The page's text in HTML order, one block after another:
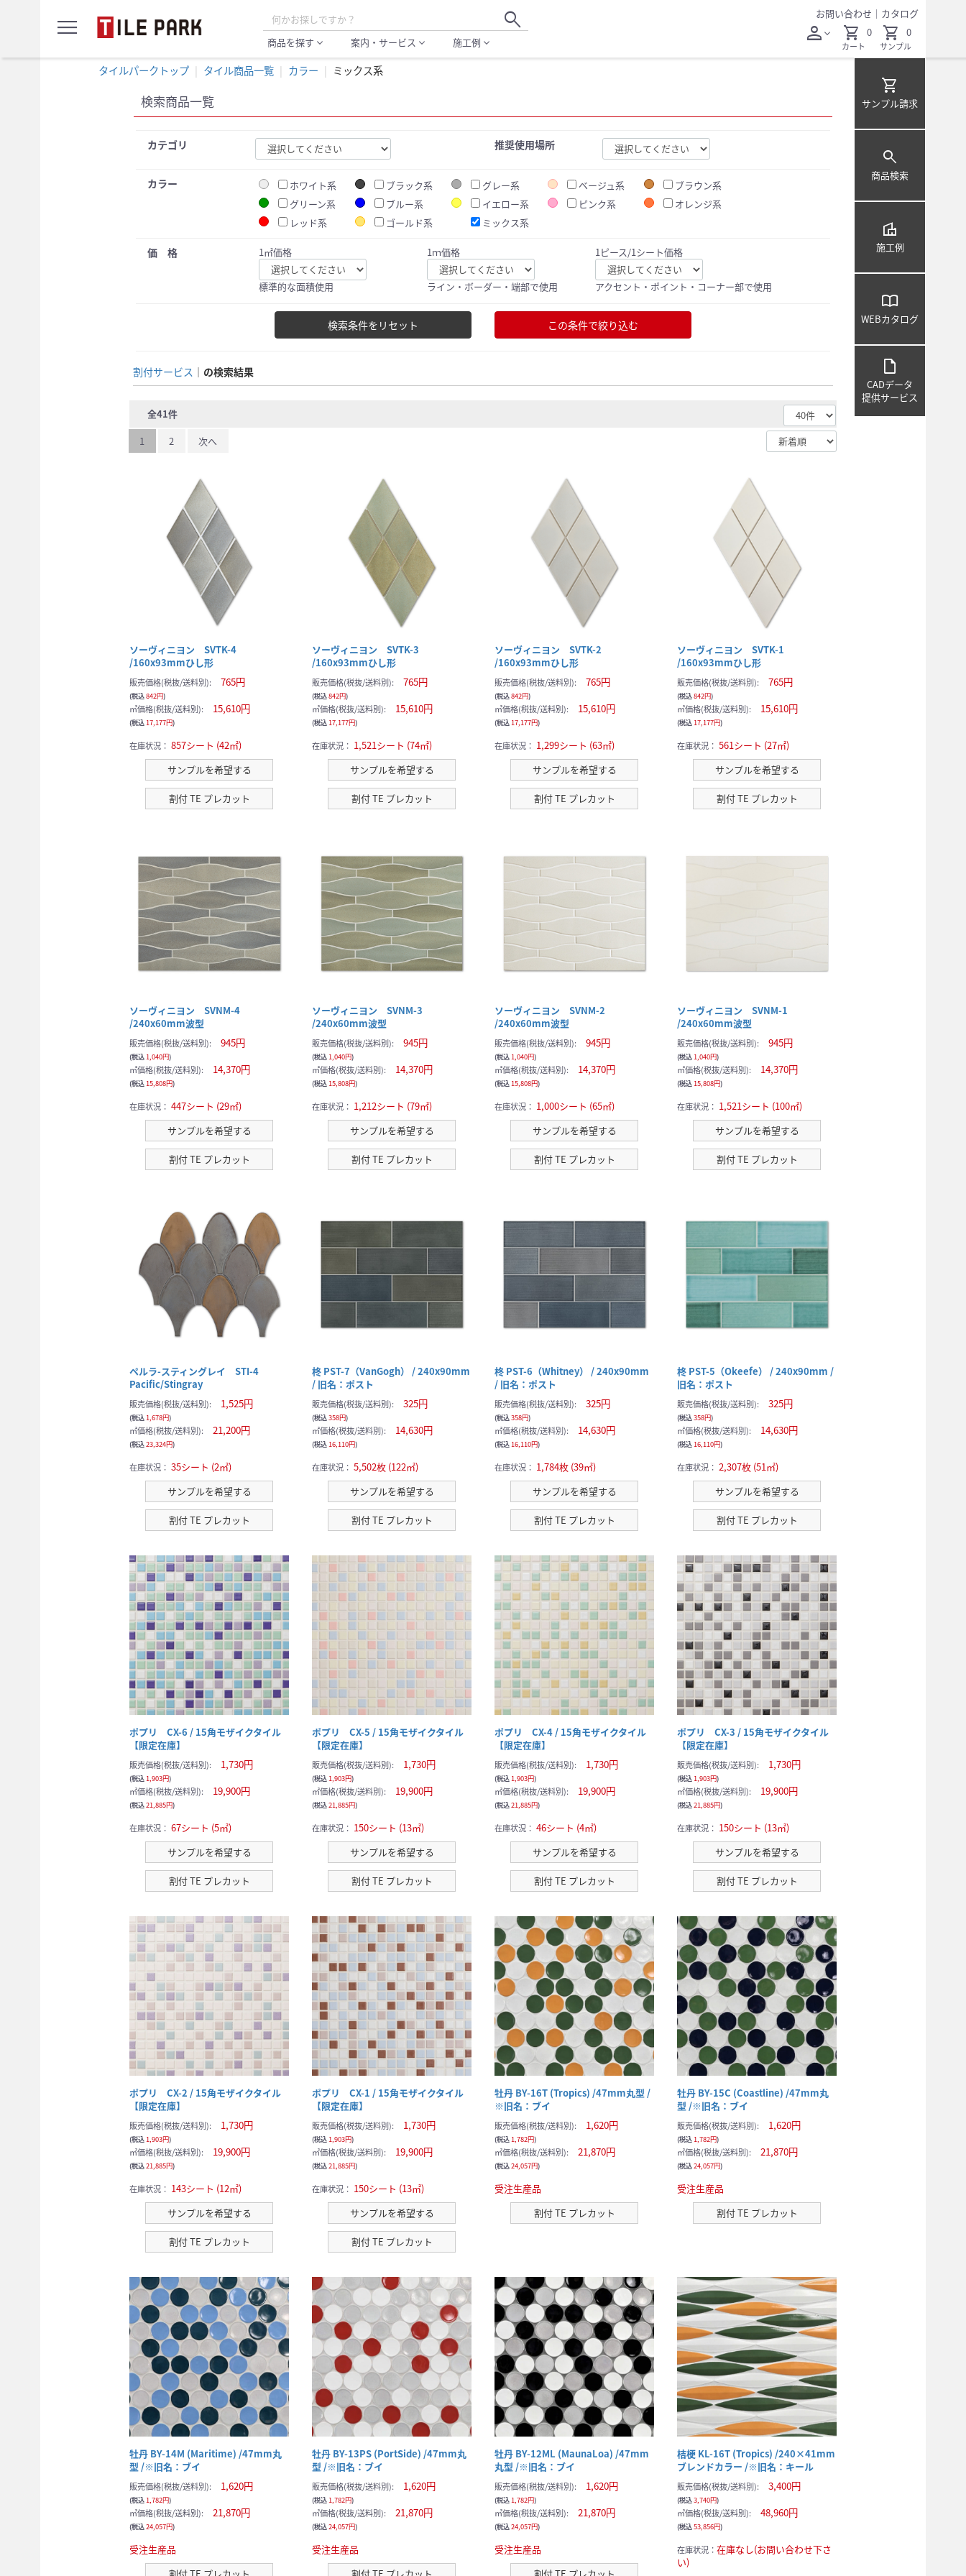
menu search
商品を探す expand_more 案内・サービス expand_more 施工例 expand_more
お問い合わせ ｜ カタログ
personexpand_more shopping_cart
カート
0 shopping_cart
サンプル
0
ン
プ
カ
shopping_cart
サンプル請求
search
商品検索
villa
施工例
import_contacts
WEBカタログ
draft
CADデータ
提供サービス
タイルパークトップ タイル商品一覧 カラー ミックス系
検索商品一覧
カテゴリ 推奨使用場所
カラー ホワイト系 ブラック系 グレー系 ベージュ系
ブラウン系
グリーン系
ブルー系 イエロー系 ピンク系
オレンジ系
レッド系
ゴールド系 ミックス系
価 格 1㎡価格
標準的な面積使用
1ｍ価格
ライン・ボーダー・端部で使用
1ピース/1シート価格
アクセント・ポイント・コーナー部で使用
検索条件をリセット この条件で絞り込む
割付サービス の検索結果
全41件
1
2 次へ
ソーヴィニヨン SVTK-4
/160x93mmひし形
販売価格(税抜/送料別): 765円
(税込842円)
㎡価格(税抜/送料別): 15,610円
(税込17,177円)
在庫状況： 857シート (42㎡)
サンプルを希望する
割付 TE プレカット
ソーヴィニヨン SVTK-3
/160x93mmひし形
販売価格(税抜/送料別): 765円
(税込842円)
㎡価格(税抜/送料別): 15,610円
(税込17,177円)
在庫状況： 1,521シート (74㎡)
サンプルを希望する
割付 TE プレカット
ソーヴィニヨン SVTK-2
/160x93mmひし形
販売価格(税抜/送料別): 765円
(税込842円)
㎡価格(税抜/送料別): 15,610円
(税込17,177円)
在庫状況： 1,299シート (63㎡)
サンプルを希望する
割付 TE プレカット
ソーヴィニヨン SVTK-1
/160x93mmひし形
販売価格(税抜/送料別): 765円
(税込842円)
㎡価格(税抜/送料別): 15,610円
(税込17,177円)
在庫状況： 561シート (27㎡)
サンプルを希望する
割付 TE プレカット
ソーヴィニヨン SVNM-4
/240x60mm波型
販売価格(税抜/送料別): 945円
(税込1,040円)
㎡価格(税抜/送料別): 14,370円
(税込15,808円)
在庫状況： 447シート (29㎡)
サンプルを希望する
割付 TE プレカット
ソーヴィニヨン SVNM-3
/240x60mm波型
販売価格(税抜/送料別): 945円
(税込1,040円)
㎡価格(税抜/送料別): 14,370円
(税込15,808円)
在庫状況： 1,212シート (79㎡)
サンプルを希望する
割付 TE プレカット
ソーヴィニヨン SVNM-2
/240x60mm波型
販売価格(税抜/送料別): 945円
(税込1,040円)
㎡価格(税抜/送料別): 14,370円
(税込15,808円)
在庫状況： 1,000シート (65㎡)
サンプルを希望する
割付 TE プレカット
ソーヴィニヨン SVNM-1
/240x60mm波型
販売価格(税抜/送料別): 945円
(税込1,040円)
㎡価格(税抜/送料別): 14,370円
(税込15,808円)
在庫状況： 1,521シート (100㎡)
サンプルを希望する
割付 TE プレカット
ペルラ-スティングレイ STI-4
Pacific/Stingray
販売価格(税抜/送料別): 1,525円
(税込1,678円)
㎡価格(税抜/送料別): 21,200円
(税込23,324円)
在庫状況： 35シート (2㎡)
サンプルを希望する
割付 TE プレカット
柊 PST-7（VanGogh） / 240x90mm
/ 旧名：ポスト
販売価格(税抜/送料別): 325円
(税込358円)
㎡価格(税抜/送料別): 14,630円
(税込16,110円)
在庫状況： 5,502枚 (122㎡)
サンプルを希望する
割付 TE プレカット
柊 PST-6（Whitney） / 240x90mm
/ 旧名：ポスト
販売価格(税抜/送料別): 325円
(税込358円)
㎡価格(税抜/送料別): 14,630円
(税込16,110円)
在庫状況： 1,784枚 (39㎡)
サンプルを希望する
割付 TE プレカット
柊 PST-5（Okeefe） / 240x90mm /
旧名：ポスト
販売価格(税抜/送料別): 325円
(税込358円)
㎡価格(税抜/送料別): 14,630円
(税込16,110円)
在庫状況： 2,307枚 (51㎡)
サンプルを希望する
割付 TE プレカット
ポプリ CX-6 / 15角モザイクタイル
【限定在庫】
販売価格(税抜/送料別): 1,730円
(税込1,903円)
㎡価格(税抜/送料別): 19,900円
(税込21,885円)
在庫状況： 67シート (5㎡)
サンプルを希望する
割付 TE プレカット
ポプリ CX-5 / 15角モザイクタイル
【限定在庫】
販売価格(税抜/送料別): 1,730円
(税込1,903円)
㎡価格(税抜/送料別): 19,900円
(税込21,885円)
在庫状況： 150シート (13㎡)
サンプルを希望する
割付 TE プレカット
ポプリ CX-4 / 15角モザイクタイル
【限定在庫】
販売価格(税抜/送料別): 1,730円
(税込1,903円)
㎡価格(税抜/送料別): 19,900円
(税込21,885円)
在庫状況： 46シート (4㎡)
サンプルを希望する
割付 TE プレカット
ポプリ CX-3 / 15角モザイクタイル
【限定在庫】
販売価格(税抜/送料別): 1,730円
(税込1,903円)
㎡価格(税抜/送料別): 19,900円
(税込21,885円)
在庫状況： 150シート (13㎡)
サンプルを希望する
割付 TE プレカット
ポプリ CX-2 / 15角モザイクタイル
【限定在庫】
販売価格(税抜/送料別): 1,730円
(税込1,903円)
㎡価格(税抜/送料別): 19,900円
(税込21,885円)
在庫状況： 143シート (12㎡)
サンプルを希望する
割付 TE プレカット
ポプリ CX-1 / 15角モザイクタイル
【限定在庫】
販売価格(税抜/送料別): 1,730円
(税込1,903円)
㎡価格(税抜/送料別): 19,900円
(税込21,885円)
在庫状況： 150シート (13㎡)
サンプルを希望する
割付 TE プレカット
牡丹 BY-16T (Tropics) /47mm丸型 /
※旧名：ブイ
販売価格(税抜/送料別): 1,620円
(税込1,782円)
㎡価格(税抜/送料別): 21,870円
(税込24,057円)
受注生産品
割付 TE プレカット
牡丹 BY-15C (Coastline) /47mm丸
型 /※旧名：ブイ
販売価格(税抜/送料別): 1,620円
(税込1,782円)
㎡価格(税抜/送料別): 21,870円
(税込24,057円)
受注生産品
割付 TE プレカット
牡丹 BY-14M (Maritime) /47mm丸
型 /※旧名：ブイ
販売価格(税抜/送料別): 1,620円
(税込1,782円)
㎡価格(税抜/送料別): 21,870円
(税込24,057円)
受注生産品
牡丹 BY-13PS (PortSide) /47mm丸
型 /※旧名：ブイ
販売価格(税抜/送料別): 1,620円
(税込1,782円)
㎡価格(税抜/送料別): 21,870円
(税込24,057円)
受注生産品
牡丹 BY-12ML (MaunaLoa) /47mm
丸型 /※旧名：ブイ
販売価格(税抜/送料別): 1,620円
(税込1,782円)
㎡価格(税抜/送料別): 21,870円
(税込24,057円)
受注生産品
桔梗 KL-16T (Tropics) /240×41mm
ブレンドカラー /※旧名：キール
販売価格(税抜/送料別): 3,400円
(税込3,740円)
㎡価格(税抜/送料別): 48,960円
(税込53,856円)
在庫状況： 在庫なし(お問い合わせ下さ
い)
サンプルの選択を続ける サンプルカートへ進む
現在のサンプル点数：